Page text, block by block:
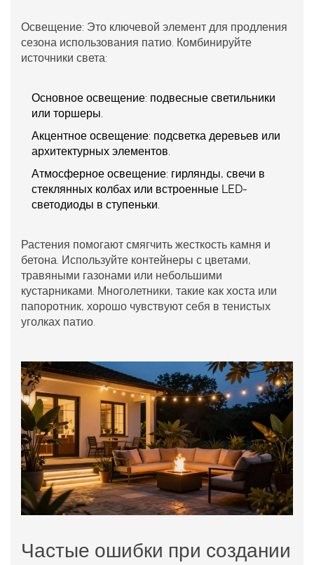
Освещение: Это ключевой элемент для продления
сезона использования патио. Комбинируйте
источники света:
Основное освещение: подвесные светильники
или торшеры.
Акцентное освещение: подсветка деревьев или
архитектурных элементов.
Атмосферное освещение: гирлянды, свечи в
стеклянных колбах или встроенные LED-
светодиоды в ступеньки.
Растения помогают смягчить жесткость камня и
бетона. Используйте контейнеры с цветами,
травяными газонами или небольшими
кустарниками. Многолетники, такие как хоста или
папоротник, хорошо чувствуют себя в тенистых
уголках патио.
Частые ошибки при создании